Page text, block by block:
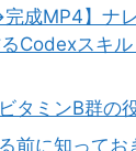
成MP4】ナ
Codexスキ
タミンB群の
前に知ってお